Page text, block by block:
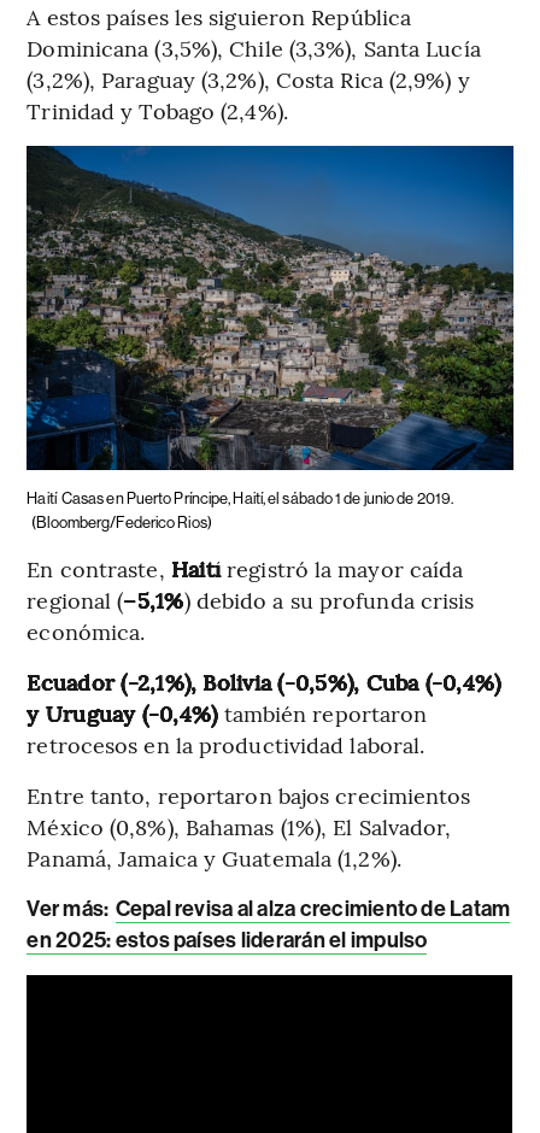
A estos países les siguieron República
Dominicana (3,5%), Chile (3,3%), Santa Lucía
(3,2%), Paraguay (3,2%), Costa Rica (2,9%) y
Trinidad y Tobago (2,4%).
Haití Casas en Puerto Príncipe, Haití, el sábado 1 de junio de 2019.
(Bloomberg/Federico Rios)
En contraste, Haitíregistró la mayor caída
regional (–5,1%) debido a su profunda crisis
económica.
Ecuador (-2,1%), Bolivia (-0,5%), Cuba (-0,4%)
y Uruguay (-0,4%) también reportaron
retrocesos en la productividad laboral.
Entre tanto, reportaron bajos crecimientos
México (0,8%), Bahamas (1%), El Salvador,
Panamá, Jamaica y Guatemala (1,2%).
Ver más: Cepal revisa al alza crecimiento de Latam
en 2025: estos países liderarán el impulso